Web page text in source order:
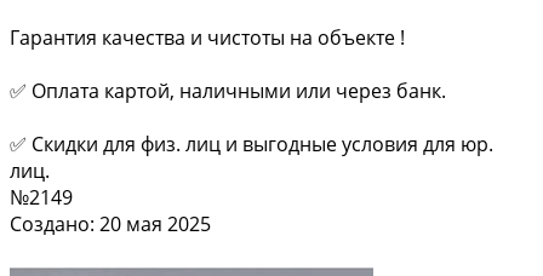
Гарантия качества и чистоты на объекте !
✅ Оплата картой, наличными или через банк.
✅ Скидки для физ. лиц и выгодные условия для юр.
лиц.
№2149
Создано: 20 мая 2025